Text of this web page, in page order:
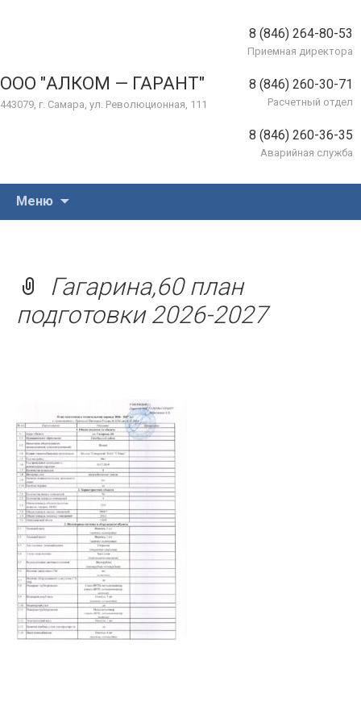
ООО "АЛКОМ — ГАРАНТ"
443079, г. Самара, ул. Революционная, 111
8 (846) 264-80-53
Приемная директора
8 (846) 260-30-71
Расчетный отдел
8 (846) 260-36-35
Аварийная служба
Меню
Гагарина,60 план
подготовки 2026-2027